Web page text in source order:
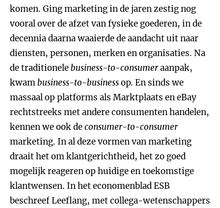
komen. Ging marketing in de jaren zestig nog
vooral over de afzet van fysieke goederen, in de
decennia daarna waaierde de aandacht uit naar
diensten, personen, merken en organisaties. Na
de traditionelebusiness-to-consumeraanpak,
kwambusiness-to-businessop. En sinds we
massaal op platforms als Marktplaats en eBay
rechtstreeks met andere consumenten handelen,
kennen we ook deconsumer-to-consumer
marketing. In al deze vormen van marketing
draait het om klantgerichtheid, het zo goed
mogelijk reageren op huidige en toekomstige
klantwensen. In het economenblad ESB
beschreef Leeflang, met collega-wetenschappers